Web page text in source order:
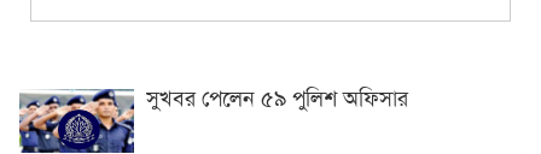
সুখবর পেলেন ৫৯ পুলিশ অফিসার